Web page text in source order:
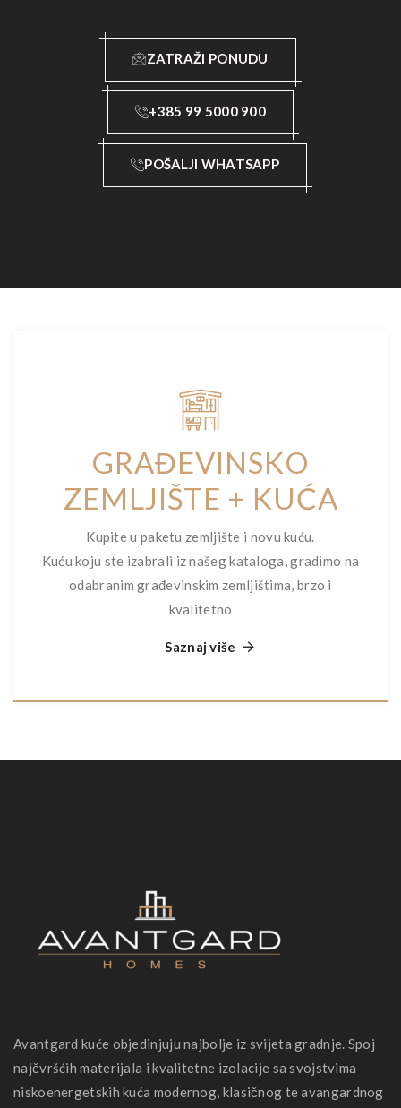
ZATRAŽI PONUDU
+385 99 5000 900
POŠALJI WHATSAPP
GRAĐEVINSKO
ZEMLJIŠTE + KUĆA
Kupite u paketu zemljište i novu kuću.
Kuću koju ste izabrali iz našeg kataloga, gradimo na
odabranim građevinskim zemljištima, brzo i
kvalitetno
Saznaj više
Avantgard kuće objedinjuju najbolje iz svijeta gradnje. Spoj
najčvršćih materijala i kvalitetne izolacije sa svojstvima
niskoenergetskih kuća modernog, klasičnog te avangardnog